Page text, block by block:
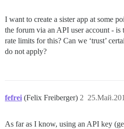
I want to create a sister app at some
the forum via an API user account - is
rate limits for this? Can we ‘trust’
do not apply?
fefrei (Felix Freiberger) 2
As far as I know, using an API key